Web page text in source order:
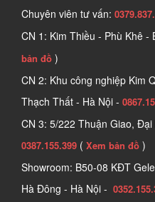
Chuyên viên tư vấn:
CN 1: Kim Thiều - Phù Khê -
bản đồ )
CN 2: Khu công nghiệp Kim
Thạch Thất - Hà Nội -
CN 3: 5/222 Thuận Giao,
0387.155.399 ( Xem bản đồ )
Showroom: B50-08 KĐT
Hà Đông - Hà Nội -